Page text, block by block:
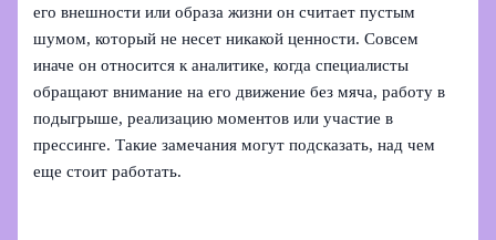
его внешности или образа жизни он считает пустым
шумом, который не несет никакой ценности. Совсем
иначе он относится к аналитике, когда специалисты
обращают внимание на его движение без мяча, работу в
подыгрыше, реализацию моментов или участие в
прессинге. Такие замечания могут подсказать, над чем
еще стоит работать.